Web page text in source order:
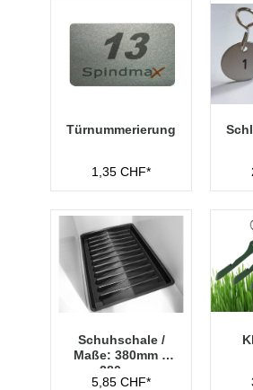
Türnummerierung
1,35 CHF*
Schuhschale /
Maße: 380mm x
280mm
5,85 CHF*